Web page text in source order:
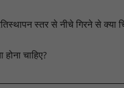
स्तर से नीचे गिरने से क्या
चाहिए?